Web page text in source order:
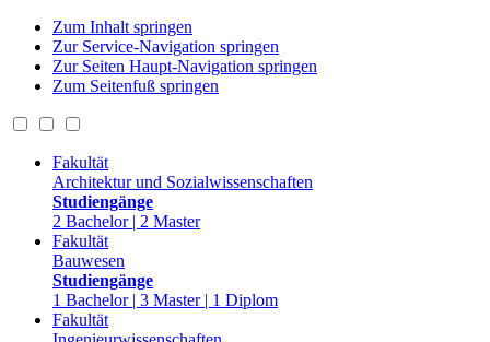
Zum Inhalt springen
Zur Service-Navigation springen
Zur Seiten Haupt-Navigation springen
Zum Seitenfuß springen
Fakultät
Architektur und Sozialwissenschaften
Studiengänge
2 Bachelor | 2 Master
Fakultät
Bauwesen
Studiengänge
1 Bachelor | 3 Master | 1 Diplom
Fakultät